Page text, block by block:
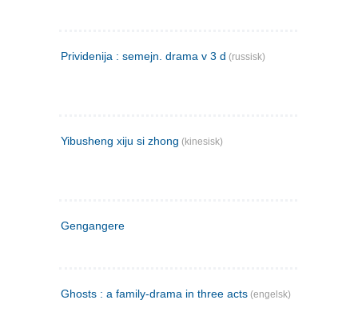
Prividenija : semejn. drama v 3 d (russisk)
Yibusheng xiju si zhong (kinesisk)
Gengangere
Ghosts : a family-drama in three acts (engelsk)